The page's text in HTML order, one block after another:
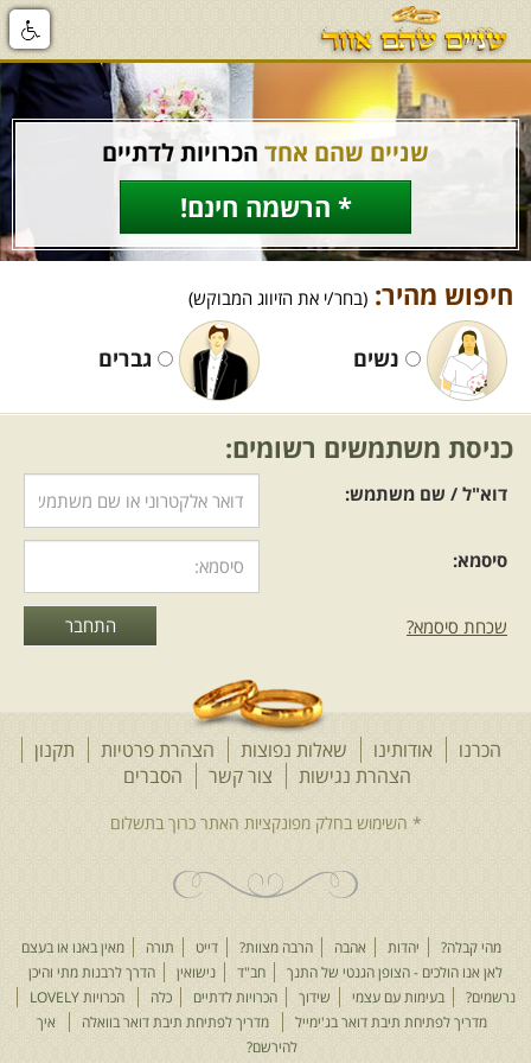
שניים שהם אחד הכרויות לדתיים
* הרשמה חינם!
חיפוש מהיר: (בחר/י את הזיווג המבוקש)
נשים גברים
כניסת משתמשים רשומים:
דוא"ל / שם משתמש:
סיסמא:
שכחת סיסמא?
הכרנו אודותינו שאלות נפוצות הצהרת פרטיות
תקנון
הצהרת נגישות
צור קשר הסברים
מהי קבלה? יהדות אהבה הרבה מצוות? דייט תורה
מאין באנו או בעצם
לאן אנו הולכים - הצופן הגנטי של התנך
חב"ד נישואין
הדרך לרבנות מתי והיכן
נרשמים?
בעימות עם עצמי שידוך הכרויות לדתיים כלה
הכרויות LOVELY
מדריך לפתיחת תיבת דואר בג'ימייל
מדריך לפתיחת תיבת דואר בוואלה
איך
להירשם?